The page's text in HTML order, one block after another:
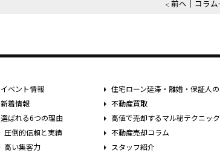
前へ コラ
イベント情報
新着情報
選ばれる6つの理由
圧倒的信頼と実績
高い集客力
住宅ローン延滞・離婚・保証人
不動産買取
高値で売却するマル秘テクニック
不動産売却コラム
スタッフ紹介